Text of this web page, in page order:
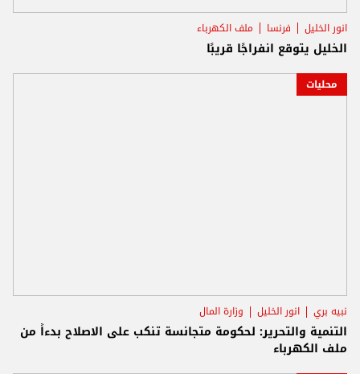
انور الخليل فرنسا ملف الكهرباء
الخليل يتوقع انفراجًا قريبًا
محليات
نبيه بري انور الخليل وزارة المال
التنمية والتحرير: لحكومة متجانسة تنكب على الاصلاح بدءاً من
ملف الكهرباء